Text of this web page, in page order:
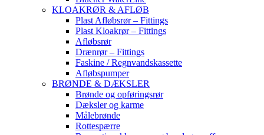
KLOAKRØR & AFLØB
Plast Afløbsrør – Fittings
Plast Kloakrør – Fittings
Afløbsrør
Drænrør – Fittings
Faskine / Regnvandskassette
Afløbspumper
BRØNDE & DÆKSLER
Brønde og opføringsrør
Dæksler og karme
Målebrønde
Rottespærre